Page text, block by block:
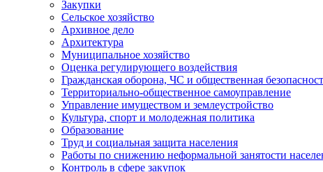
Закупки
Сельское хозяйство
Архивное дело
Архитектура
Муниципальное хозяйство
Оценка регулирующего воздействия
Гражданская оборона, ЧС и общественная
Территориально-общественное самоуправление
Управление имуществом и землеустройство
Культура, спорт и молодежная политика
Образование
Труд и социальная защита населения
Работы по снижению неформальной занятости
Контроль в сфере закупок